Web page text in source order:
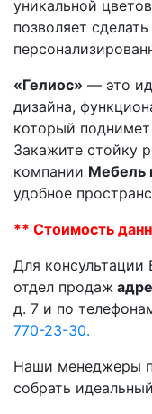
уникальной
позволяет
«Гелиос» — это
дизайна,
который поднимет
Закажите стойку
компании Мебель
удобное
** Стоимость
Для консультации
отдел продаж
д. 7 и по
770-23-30.
Наши менеджеры
собрать